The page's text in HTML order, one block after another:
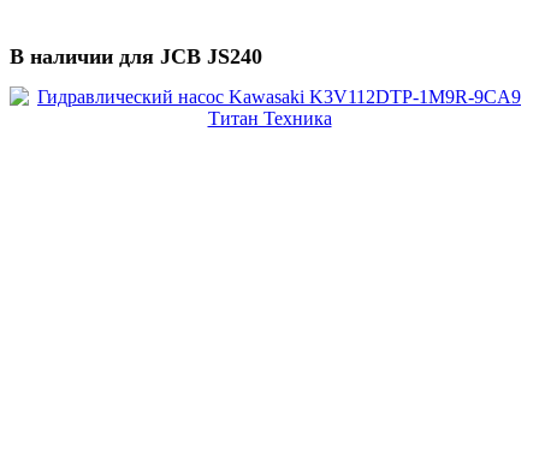
В наличии для JCB JS240